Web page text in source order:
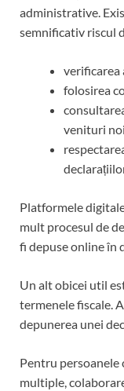
administrative.
semnificativ riscul
verificarea
folosirea
venituri noi
Platformele
mult procesul de
fi depuse online în
Un alt obicei util
termenele fiscale.
depunerea unei
Pentru
multiple,